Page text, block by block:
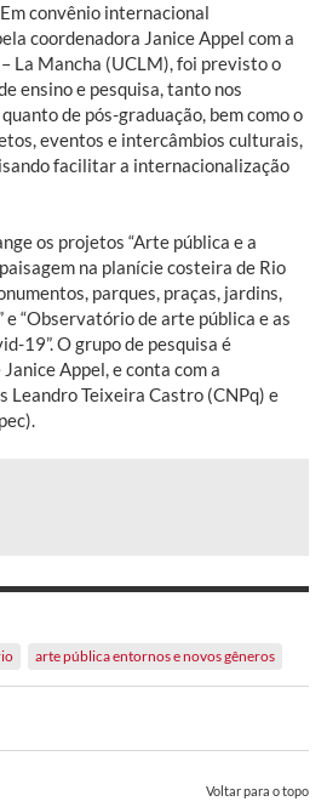
convênio internacional
coordenadora Janice Appel com a
La Mancha (UCLM), foi previsto o
ensino e pesquisa, tanto nos
de pós-graduação, bem como o
eventos e intercâmbios culturais,
facilitar a internacionalização
os projetos “Arte pública e a
na planície costeira de Rio
parques, praças, jardins,
“Observatório de arte pública e as
19”. O grupo de pesquisa é
Appel, e conta com a
Leandro Teixeira Castro (CNPq) e
arte pública entornos e novos gêneros
Voltar para o topo